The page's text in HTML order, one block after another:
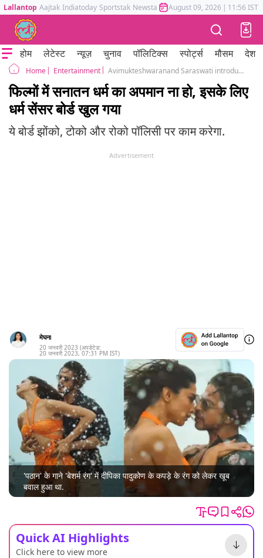
Lallantop Aajtak Indiatoday Sportstak Newstak Mumbai Tak Astrotak
August 09, 2026 | 11:56 IST
होम लेटेस्ट न्यूज़ चुनाव पॉलिटिक्स स्पोर्ट्स मौसम देश
Home Entertainment Avimukteshwaranand Saraswati introduces dharma censor board to keep a check on anti-religious content
फिल्मों में सनातन धर्म का अपमान ना हो, इसके लिए
धर्म सेंसर बोर्ड खुल गया
ये बोर्ड झोंको, टोको और रोको पॉलिसी पर काम करेगा.
Advertisement
मेघना
20 जनवरी 2023 (अपडेटेड:
20 जनवरी 2023, 07:31 PM IST)
'पठान' के गाने 'बेशर्म रंग' में दीपिका पादुकोण के कपड़े के रंग को लेकर खूब
बवाल हुआ था.
Quick AI Highlights
Click here to view more